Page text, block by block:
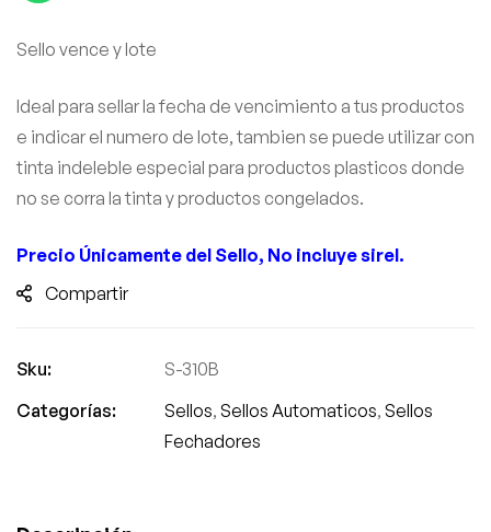
Sello vence y lote
Ideal para sellar la fecha de vencimiento a tus productos
e indicar el numero de lote, tambien se puede utilizar con
tinta indeleble especial para productos plasticos donde
no se corra la tinta y productos congelados.
Precio Únicamente del Sello, No incluye sirel.
Compartir
Sku:
S-310B
Categorías:
Sellos, Sellos Automaticos, Sellos
Fechadores